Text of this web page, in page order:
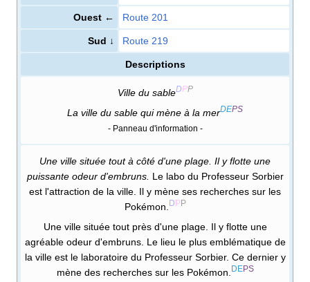
Ouest ← Route 201
Sud ↓ Route 219
Descriptions
Ville du sableDPP
La ville du sable qui mène à la merDEPS
- Panneau d'information -
Une ville située tout à côté d'une plage. Il y flotte une
puissante odeur d'embruns. Le labo du Professeur Sorbier
est l'attraction de la ville. Il y mène ses recherches sur les
Pokémon. D P P
Une ville située tout près d'une plage. Il y flotte une
agréable odeur d'embruns. Le lieu le plus emblématique de
la ville est le laboratoire du Professeur Sorbier. Ce dernier y
mène des recherches sur les Pokémon. DEPS